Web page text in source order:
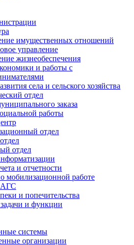
имущественных отношений
управление
жизнеобеспечения
и работы с
села и сельского хозяйства
отдел
заказа
работы
отдел
отдел
и отчетности
мобилизационной работе
и попечительства
и функции
системы
организации